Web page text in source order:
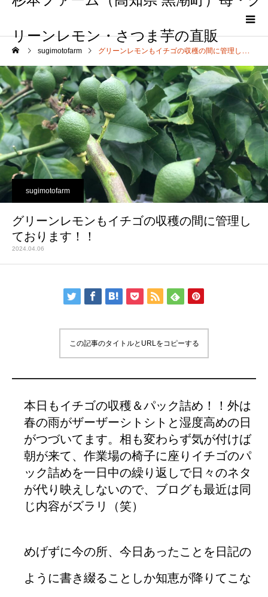
リーンレモン・さつま芋の直販
sugimotofarm グリーンレモンもイチゴの収穫の間に管理しております！！
sugimotofarm
グリーンレモンもイチゴの収穫の間に管理し
ております！！
2024.04.06
この記事のタイトルとURLをコピーする
本日もイチゴの収穫＆パック詰め！！外は
春の雨がザーザーシトシトと湿度高めの日
がつづいてます。相も変わらず気が付けば
朝が来て、作業場の椅子に座りイチゴのパ
ック詰めを一日中の繰り返しで日々のネタ
が代り映えしないので、ブログも最近は同
じ内容がズラリ（笑）
めげずに今の所、今日あったことを日記の
ように書き綴ることしか知恵が降りてこな